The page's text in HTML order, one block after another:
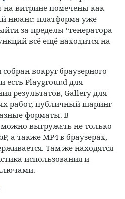
на витрине помечены как
нюанс: платформа уже
за пределы “генератора
всё ещё находится на
вокруг браузерного
есть Playground для
результатов, Gallery для
работ, публичный шаринг
форматы. В
выгружать не только
а также MP4 в браузерах,
Там же находятся
использования и